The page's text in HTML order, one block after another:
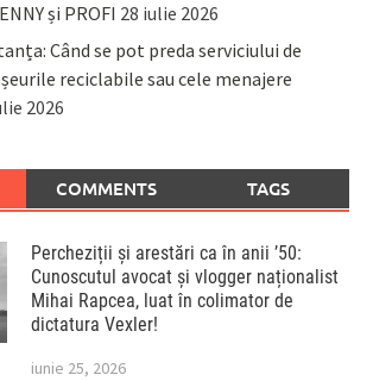
și PROFI 28 iulie 2026
Când se pot preda serviciului de
reciclabile sau cele menajere
2026
COMMENTS TAGS
Percheziții și arestări ca în anii ’50:
Cunoscutul avocat și vlogger naționalist
Mihai Rapcea, luat în colimator de
dictatura Vexler!
iunie 25, 2026